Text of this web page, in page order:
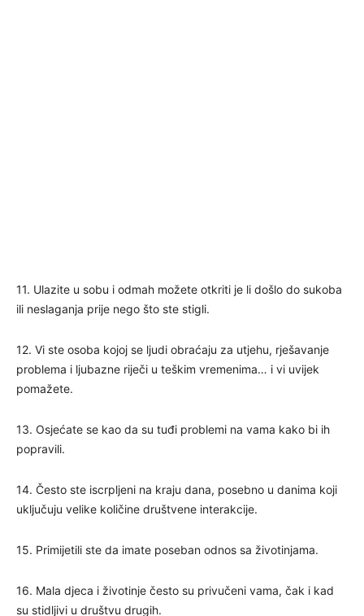
11. Ulazite u sobu i odmah možete otkriti je li došlo do sukoba
ili neslaganja prije nego što ste stigli.
12. Vi ste osoba kojoj se ljudi obraćaju za utjehu, rješavanje
problema i ljubazne riječi u teškim vremenima… i vi uvijek
pomažete.
13. Osjećate se kao da su tuđi problemi na vama kako bi ih
popravili.
14. Često ste iscrpljeni na kraju dana, posebno u danima koji
uključuju velike količine društvene interakcije.
15. Primijetili ste da imate poseban odnos sa životinjama.
16. Mala djeca i životinje često su privučeni vama, čak i kad
su stidljivi u društvu drugih.